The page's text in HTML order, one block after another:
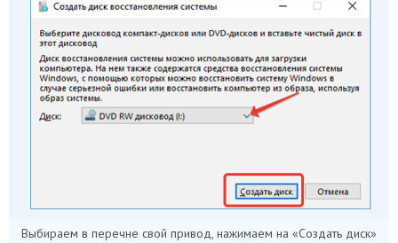
Выбираем в перечне свой привод, нажимаем на «Создать диск»